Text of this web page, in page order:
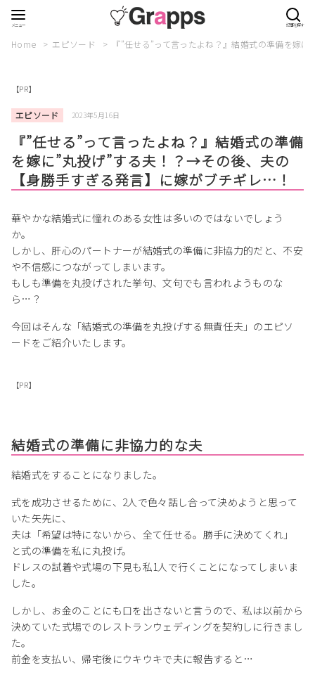
Home エピソード 『”任せる”って言ったよね？』結婚式の準備を嫁
【PR】
エピソード 2023年5月16日
『”任せる”って言ったよね？』結婚式の準備
を嫁に”丸投げ”する夫！？→その後、夫の
【身勝手すぎる発言】に嫁がブチギレ…！
華やかな結婚式に憧れのある女性は多いのではないでしょう
か。
しかし、肝心のパートナーが結婚式の準備に非協力的だと、不安
や不信感につながってしまいます。
もしも準備を丸投げされた挙句、文句でも言われようものな
ら…？
今回はそんな「結婚式の準備を丸投げする無責任夫」のエピソ
ードをご紹介いたします。
【PR】
結婚式の準備に非協力的な夫
結婚式をすることになりました。
式を成功させるために、2人で色々話し合って決めようと思って
いた矢先に、
夫は「希望は特にないから、全て任せる。勝手に決めてくれ」
と式の準備を私に丸投げ。
ドレスの試着や式場の下見も私1人で行くことになってしまいま
した。
しかし、お金のことにも口を出さないと言うので、私は以前から
決めていた式場でのレストランウェディングを契約しに行きまし
た。
前金を支払い、帰宅後にウキウキで夫に報告すると…